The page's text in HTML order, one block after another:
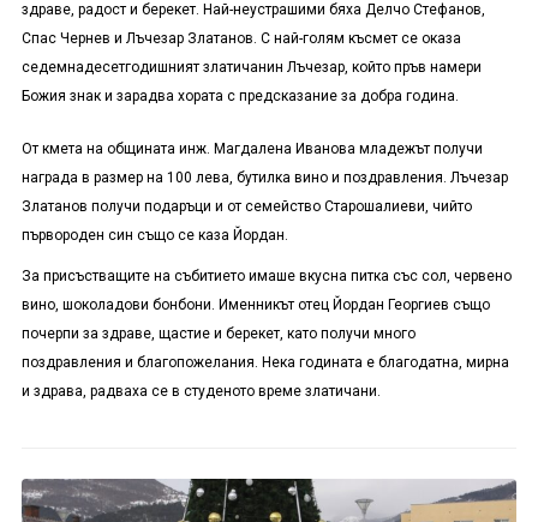
здраве, радост и берекет. Най-неустрашими бяха Делчо Стефанов,
Спас Чернев и Лъчезар Златанов. С най-голям късмет се оказа
седемнадесетгодишният златичанин Лъчезар, който пръв намери
Божия знак и зарадва хората с предсказание за добра година.
От кмета на общината инж. Магдалена Иванова младежът получи
награда в размер на 100 лева, бутилка вино и поздравления. Лъчезар
Златанов получи подаръци и от семейство Старошалиеви, чийто
първороден син също се каза Йордан.
За присъстващите на събитието имаше вкусна питка със сол, червено
вино, шоколадови бонбони. Именникът отец Йордан Георгиев също
почерпи за здраве, щастие и берекет, като получи много
поздравления и благопожелания. Нека годината е благодатна, мирна
и здрава, радваха се в студеното време златичани.